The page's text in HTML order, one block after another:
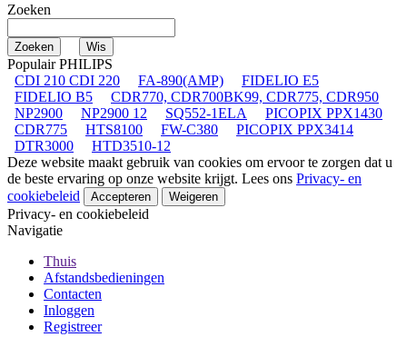
Zoeken
Populair PHILIPS
CDI 210 CDI 220
FA-890(AMP)
FIDELIO E5
FIDELIO B5
CDR770, CDR700BK99, CDR775, CDR950
NP2900
NP2900 12 SQ552-1ELA
PICOPIX PPX1430
CDR775
HTS8100 FW-C380
PICOPIX PPX3414
DTR3000
HTD3510-12
Deze website maakt gebruik van cookies om ervoor te zorgen dat u
de beste ervaring op onze website krijgt. Lees ons Privacy- en
cookiebeleid
Accepteren Weigeren
Privacy- en cookiebeleid
Navigatie
Thuis
Afstandsbedieningen
Contacten
Inloggen
Registreer